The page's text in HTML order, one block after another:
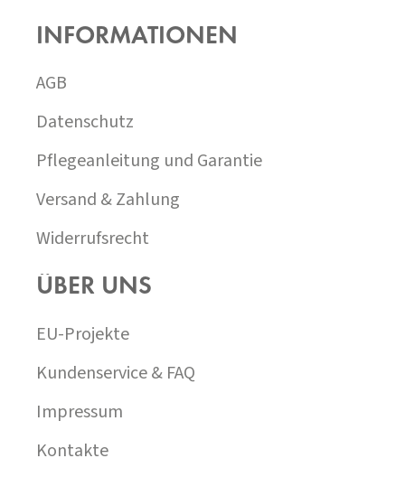
INFORMATIONEN
AGB
Datenschutz
Pflegeanleitung und Garantie
Versand & Zahlung
Widerrufsrecht
ÜBER UNS
EU-Projekte
Kundenservice & FAQ
Impressum
Kontakte